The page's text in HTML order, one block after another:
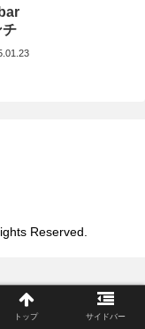
Reserved.
トップ サイドバー